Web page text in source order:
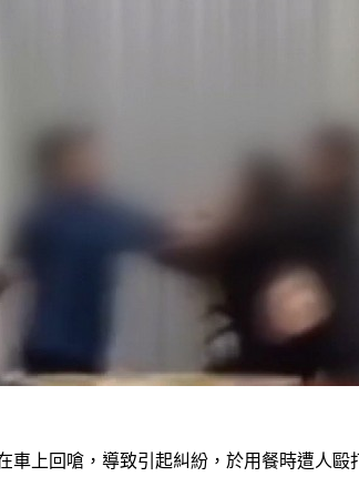
車上回嗆，導致引起糾紛，於用餐時遭人毆